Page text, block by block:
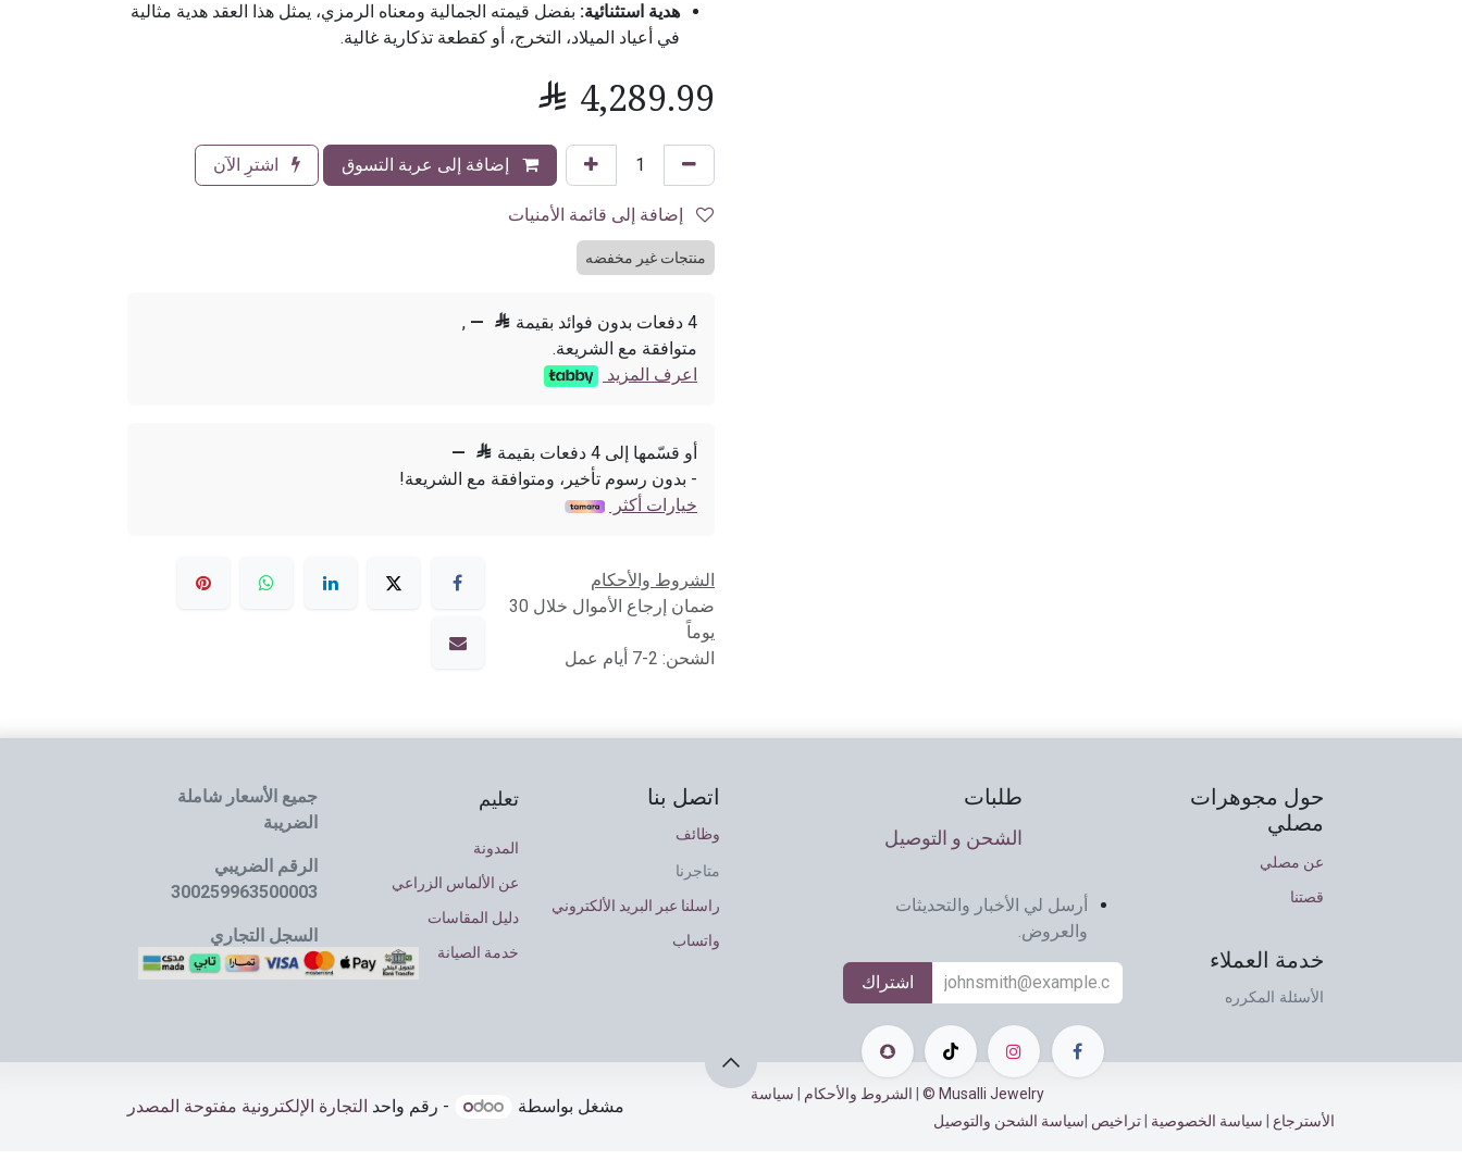
هدية استثنائية: بفضل قيمته الجمالية ومعناه الرمزي، يمثل هذا العقد هدية مثالية
في أعياد الميلاد، التخرج، أو كقطعة تذكارية غالية.
 4,289.99
إضافة إلى عربة التسوق اشترِ الآن
منتجات غير مخفضه
4 دفعات بدون فوائد بقيمة 
—
,
متوافقة مع الشريعة.
اعرف المزيد
أو قسّمها إلى 4 دفعات بقيمة 
—
- بدون رسوم تأخير، ومتوافقة مع الشريعة!
خيارات أكثر
الشروط والأحكام
ضمان إرجاع الأموال خلال 30
يوماً
الشحن: 2-7 أيام عمل
حول مجوهرات
مصلي
عن مصلي
قصتنا
طلبات
الشحن و التوصيل
اتصل بنا
وظائف
متاجرنا
راسلنا عبر البريد الألكتروني
واتساب
خدمة العملاء
الأسئلة المكرره
تعليم
المدونة
عن الألماس الزراعي
دليل المقاسات
خدمة الصيانة
جميع الأسعار شاملة
الضريبة
الرقم الضريبي
300259963500003
السجل التجاري
4030064637
أرسل لي الأخبار والتحديثات
والعروض.
اشتراك
الشروط والأحكام
سياسة
الأسترجاع​​
سياسة الخصوصية تراخيص سياسة الشحن والتوصيل
مشغل بواسطة - رقم واحد التجارة الإلكترونية مفتوحة المصدر